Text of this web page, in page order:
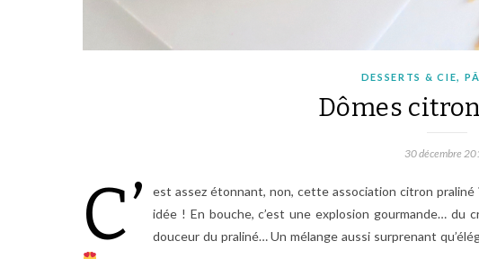
DESSERTS & CIE,
Dômes
30 décembre
C’
est assez étonnant, non, cette association citron praliné
idée ! En bouche, c’est une explosion gourmande… du
douceur du praliné… Un mélange aussi surprenant